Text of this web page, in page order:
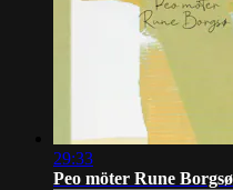
29:33
Peo möter Rune